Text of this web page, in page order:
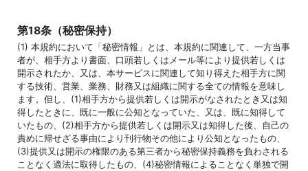
第18条（秘密保持）
(1) 本規約において「秘密情報」とは、本規約に関連して、一方当事
者が、相手方より書面、口頭若しくはメール等により提供若しくは
開示されたか、又は、本サービスに関連して知り得えた相手方に関
する技術、営業、業務、財務又は組織に関する全ての情報を意味し
ます。但し、(1)相手方から提供若しくは開示がなされたとき又は知
得したときに、既に一般に公知となっていた、又は、既に知得して
いたもの、(2)相手方から提供若しくは開示又は知得した後、自己の
責めに帰せざる事由により刊行物その他により公知となったもの、
(3)提供又は開示の権限のある第三者から秘密保持義務を負わされる
ことなく適法に取得したもの、(4)秘密情報によることなく単独で開